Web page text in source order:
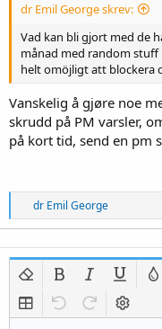
dr Emil George skrev:
Vad kan bli gjort med de
månad med random stuff
helt omöjligt att blockera
Vanskelig å gjøre noe
skrudd på PM varsler,
på kort tid, send en pm
R
e
a
c
t
i
s
dr Emil George
Fjern formatering
Fet Kursiv